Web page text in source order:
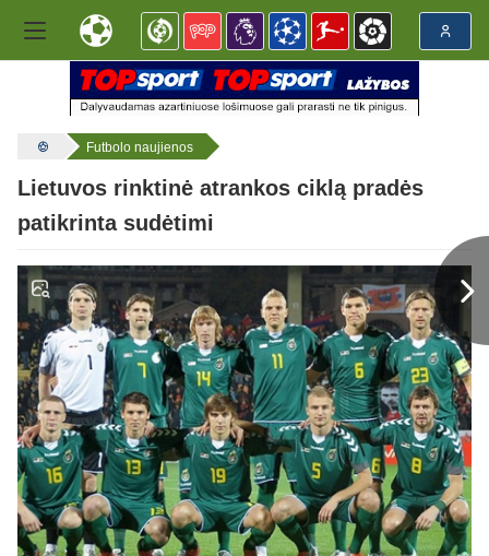
Futbolo naujienos
Lietuvos rinktinė atrankos ciklą pradės
patikrinta sudėtimi